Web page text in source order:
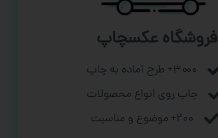
فروشگاه عکسچاپ
۳۰۰۰+ طرح آماده به چاپ
چاپ روی انواع محصولات
۲۰۰+ موضوع و مناسبت